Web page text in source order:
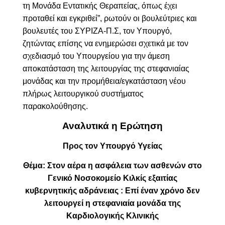
τη Μονάδα Εντατικής Θεραπείας, όπως έχει
προταθεί και εγκριθεί”, ρωτούν οι βουλεύτριες και
βουλευτές του ΣΥΡΙΖΑ-Π.Σ, τον Υπουργό,
ζητώντας επίσης να ενημερώσει σχετικά με τον
σχεδιασμό του Υπουργείου για την άμεση
αποκατάσταση της λειτουργίας της στεφανιαίας
μονάδας και την προμήθεια/εγκατάσταση νέου
πλήρως λειτουργικού συστήματος
παρακολούθησης.
Αναλυτικά η Ερώτηση
Προς τον Υπουργό Υγείας
Θέμα: Στον αέρα η ασφάλεια των ασθενών στο
Γενικό Νοσοκομείο Κιλκίς εξαιτίας
κυβερνητικής αδράνειας : Επί έναν χρόνο δεν
λειτουργεί η στεφανιαία μονάδα της
Καρδιολογικής Κλινικής